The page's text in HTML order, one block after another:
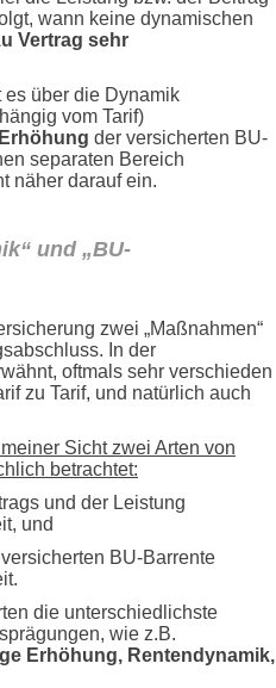
wann keine dynamischen
Vertrag sehr
es über die Dynamik
vom Tarif)
der versicherten BU-
separaten Bereich
näher darauf ein.
und „BU-
zwei „Maßnahmen“
In der
oftmals sehr verschieden
zu Tarif, und natürlich auch
Sicht zwei Arten von
betrachtet:
und der Leistung
und
BU-Barrente
die unterschiedlichste
wie z.B.
Erhöhung, Rentendynamik,